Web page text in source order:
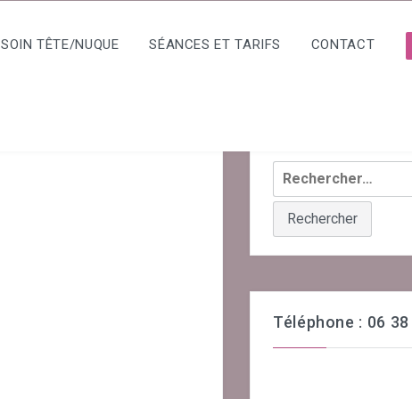
SOIN TÊTE/NUQUE SÉANCES ET TARIFS CONTACT
Rechercher :
Téléphone : 06